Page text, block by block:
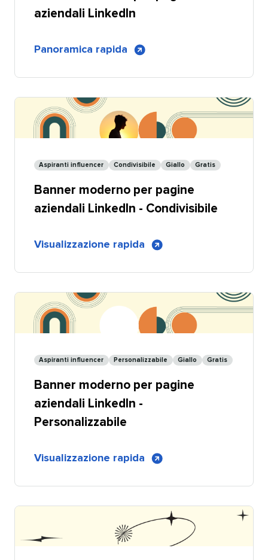
aziendali LinkedIn​​
Panoramica rapida
di
moderno
per
pagine
aziendali
Aspiranti influencer​​ Condivisibile​​ Giallo​​ Gratis​​
Banner moderno per pagine
aziendali LinkedIn - Condivisibile​​
Visualizzazione rapida
di
moderno
per
pagine
aziendali
Condivisibile
Aspiranti influencer​​ Personalizzabile​​ Giallo​​ Gratis​​
Banner moderno per pagine
aziendali LinkedIn -
Personalizzabile​​
Visualizzazione rapida
di
moderno
per
aziendali